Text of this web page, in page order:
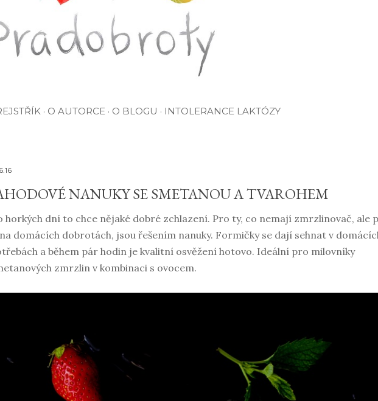
O AUTORCE O BLOGU INTOLERANCE LAKTÓZY
NANUKY SE SMETANOU A TVAROHEM
horkých dní to chce nějaké dobré zchlazení. Pro ty, co nemají zmrzlinovač, ale
domácích dobrotách, jsou řešením nanuky. Formičky se dají sehnat v
a během pár hodin je kvalitní osvěžení hotovo. Ideální pro milovníky
zmrzlin v kombinaci s ovocem.